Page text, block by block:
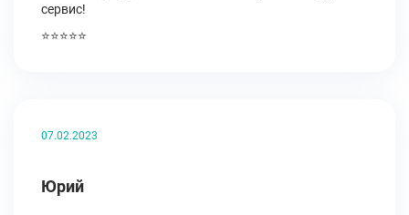
сервис!
⭐⭐⭐⭐⭐
07.02.2023
Юрий